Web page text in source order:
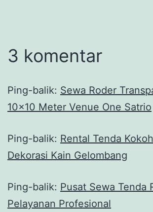
3 komentar
Ping-balik: Sewa Roder
10x10 Meter Venue One Satrio
Ping-balik: Rental Tenda
Dekorasi Kain Gelombang
Ping-balik: Pusat Sewa Tenda
Pelayanan Profesional